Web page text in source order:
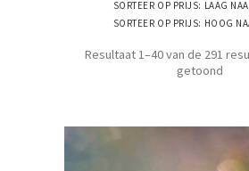
SORTEER OP PRIJS: LAAG
SORTEER OP PRIJS: HOOG
Resultaat 1–40 van de 291
getoond